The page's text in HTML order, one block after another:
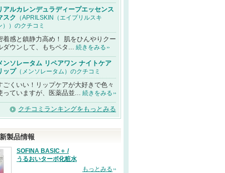
アルカレンデュラディープエッセンス
スク （APRILSKIN（エイプリルスキ
））のクチコミ
着感と鎮静力高め！ 肌をひんやりクー
ダウンして、もちペタ... 続きをみる
ンソレータム リペアワン ナイトケア
ップ（メンソレータム）のクチコミ
ごくいい！リップケアが大好きで色々
っていますが、医薬品並... 続きをみる
クチコミランキングをもっとみる
製品情報
SOFINA BASIC＋ /
うるおいターボ化粧水
もっとみる